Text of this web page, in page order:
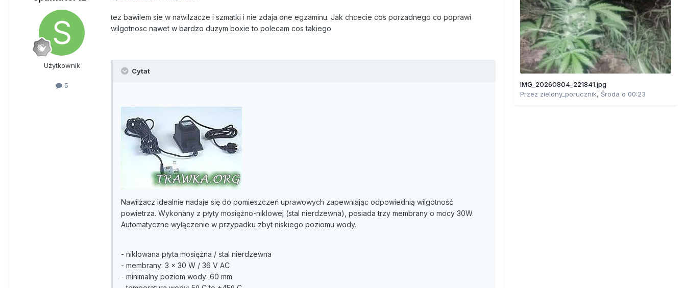
Użytkownik
5
tez bawilem sie w nawilzacze i szmatki i nie zdaja one egzaminu. Jak chcecie cos porzadnego co poprawi
wilgotnosc nawet w bardzo duzym boxie to polecam cos takiego
Cytat
Nawilżacz idealnie nadaje się do pomieszczeń uprawowych zapewniając odpowiednią wilgotność
powietrza. Wykonany z płyty mosiężno-niklowej (stal nierdzewna), posiada trzy membrany o mocy 30W.
Automatyczne wyłączenie w przypadku zbyt niskiego poziomu wody.
- niklowana płyta mosiężna / stal nierdzewna
- membrany: 3 x 30 W / 36 V AC
- minimalny poziom wody: 60 mm
IMG_20260804_221841.jpg
Przez zielony_porucznik, Środa o 00:23